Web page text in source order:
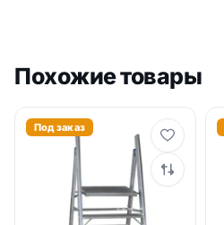
Похожие товары
Под заказ